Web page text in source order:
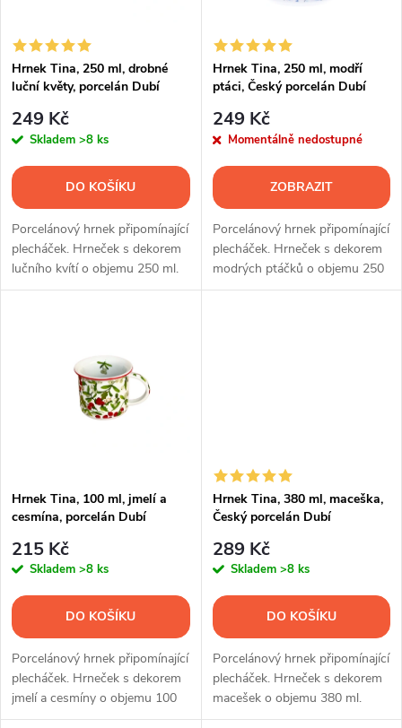
í
p
r
o
d
u
s
p
r
o
d
u
Hrnek Tina, 250 ml, drobné
luční květy, porcelán Dubí
249 Kč
Skladem >8 ks
DO KOŠÍKU
Porcelánový hrnek připomínající
plecháček. Hrneček s dekorem
lučního kvítí o objemu 250 ml.
Hrnek Tina, 250 ml, modří
ptáci, Český porcelán Dubí
249 Kč
Momentálně nedostupné
ZOBRAZIT
Porcelánový hrnek připomínající
plecháček. Hrneček s dekorem
modrých ptáčků o objemu 250
ml.
Hrnek Tina, 100 ml, jmelí a
cesmína, porcelán Dubí
215 Kč
Skladem >8 ks
DO KOŠÍKU
Porcelánový hrnek připomínající
plecháček. Hrneček s dekorem
jmelí a cesmíny o objemu 100
ml.
Hrnek Tina, 380 ml, maceška,
Český porcelán Dubí
289 Kč
Skladem >8 ks
DO KOŠÍKU
Porcelánový hrnek připomínající
plecháček. Hrneček s dekorem
macešek o objemu 380 ml.